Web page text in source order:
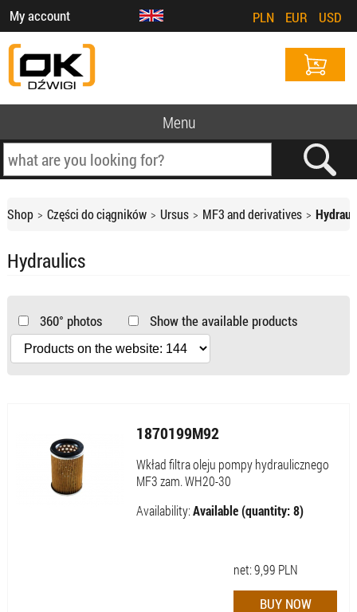
My account PLN EUR USD
Menu
Shop Części do ciągników Ursus MF3 and derivatives
Hydraulics
360° photos Show the available products
1870199M92
Wkład filtra oleju pompy hydraulicznego
MF3 zam. WH20-30
Availability:Available (quantity: 8)
net:9,99 PLN